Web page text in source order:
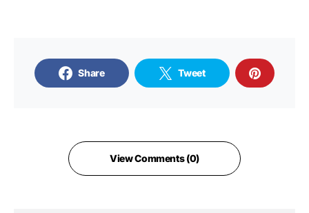
Share Tweet
View Comments (0)